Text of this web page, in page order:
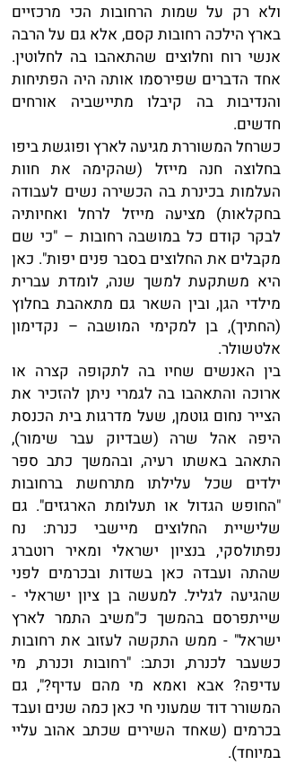
ולא רק על שמות הרחובות הכי מרכזיים
בארץ הילכה רחובות קסם, אלא גם על הרבה
אנשי רוח וחלוצים שהתאהבו בה לחלוטין.
אחד הדברים שפירסמו אותה היה הפתיחות
והנדיבות בה קיבלו מתיישביה אורחים
חדשים.
כשרחל המשוררת מגיעה לארץ ופוגשת ביפו
בחלוצה חנה מייזל (שהקימה את חוות
העלמות בכינרת בה הכשירה נשים לעבודה
בחקלאות) מציעה מייזל לרחל ואחיותיה
לבקר קודם כל במושבה רחובות – "כי שם
מקבלים את החלוצים בסבר פנים יפות". כאן
היא משתקעת למשך שנה, לומדת עברית
מילדי הגן, ובין השאר גם מתאהבת בחלוץ
(החתיך), בן למקימי המושבה – נקדימון
אלטשולר.
בין האנשים שחיו בה לתקופה קצרה או
ארוכה והתאהבו בה לגמרי ניתן להזכיר את
הצייר נחום גוטמן, שעל מדרגות בית הכנסת
היפה אהל שרה (שבדיוק עבר שימור),
התאהב באשתו רעיה, ובהמשך כתב ספר
ילדים שכל עלילתו מתרחשת ברחובות
"החופש הגדול או תעלומת הארגזים". גם
שלישיית החלוצים מיישבי כנרת: נח
נפתולסקי, בנציון ישראלי ומאיר רוטברג
שהתה ועבדה כאן בשדות ובכרמים לפני
שהגיעה לגליל. למעשה בן ציון ישראלי -
שייתפרסם בהמשך כ"משיב התמר לארץ
ישראל" - ממש התקשה לעזוב את רחובות
כשעבר לכנרת, וכתב: "רחובות וכנרת, מי
עדיפה? אבא ואמא מי מהם עדיף?", גם
המשורר דוד שמעוני חי כאן כמה שנים ועבד
בכרמים (שאחד השירים שכתב אהוב עליי
במיוחד).